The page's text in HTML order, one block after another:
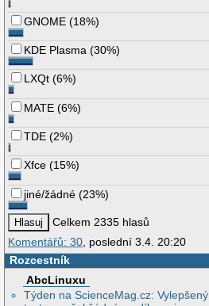
GNOME (18%)
KDE Plasma (30%)
LXQt (6%)
MATE (6%)
TDE (2%)
Xfce (15%)
jiné/žádné (23%)
Celkem 2335 hlasů
Komentářů: 30, poslední 3.4. 20:20
Rozcestník
AbcLinuxu
Týden na ScienceMag.cz: Vylepšený